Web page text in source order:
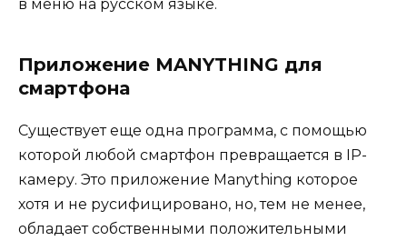
в меню на русском языке.
Приложение MANYTHING для
смартфона
Существует еще одна программа, с помощью
которой любой смартфон превращается в IP-
камеру. Это приложение Manything которое
хотя и не русифицировано, но, тем не менее,
обладает собственными положительными